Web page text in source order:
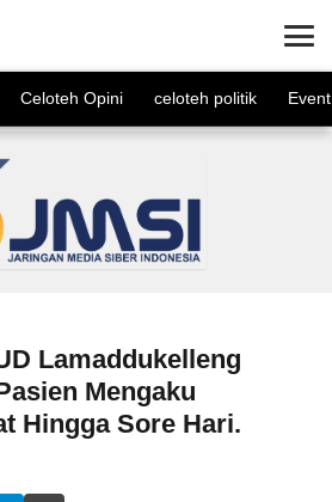
Celoteh Opini celoteh politik Event
Lamaddukelleng
Mengaku
Hingga Sore Hari.